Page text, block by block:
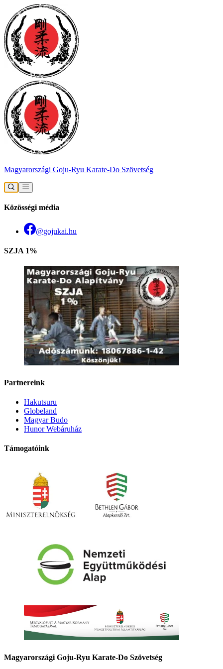
Magyarországi Goju-Ryu Karate-Do Szövetség
Közösségi média
@gojukai.hu
SZJA 1%
Partnereink
Hakutsuru
Globeland
Magyar Budo
Hunor Webáruház
Támogatóink
Magyarországi Goju-Ryu Karate-Do Szövetség